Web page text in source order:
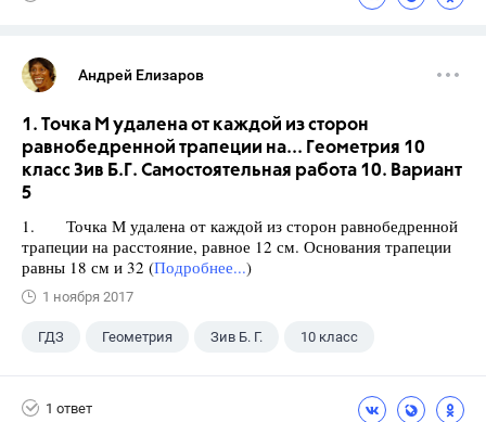
Андрей Елизаров
1. Точка М удалена от каждой из сторон
равнобедренной трапеции на... Геометрия 10
класс Зив Б.Г. Самостоятельная работа 10. Вариант
5
1. Точка М удалена от каждой из сторон равнобедренной
трапеции на расстояние, равное 12 см. Основания трапеции
равны 18 см и 32 (Подробнее...)
1 ноября 2017
ГДЗ Геометрия Зив Б. Г. 10 класс
1 ответ